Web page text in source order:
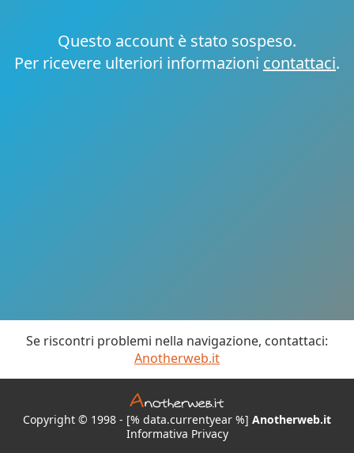
Questo account è stato sospeso.
Per ricevere ulteriori informazioni contattaci.
Se riscontri problemi nella navigazione, contattaci:
Anotherweb.it
Copyright © 1998 - [% data.currentyear %] Anotherweb.it
Informativa Privacy